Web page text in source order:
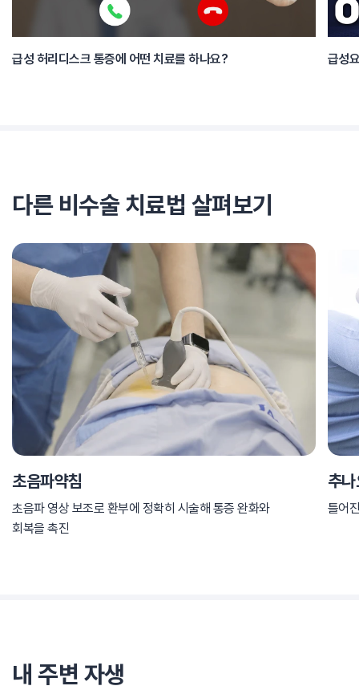
급성 허리디스크 통증에 어떤 치료를 하나요?
다른 비수술 치료법 살펴보기
초음파약침
초음파 영상 보조로 환부에 정확히 시술해 통증 완화와
회복을 촉진
추
틀어
내 주변 자생